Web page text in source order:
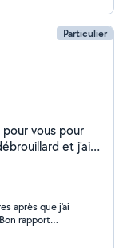
Particulier
vous pour
et j'ai
après que j'ai